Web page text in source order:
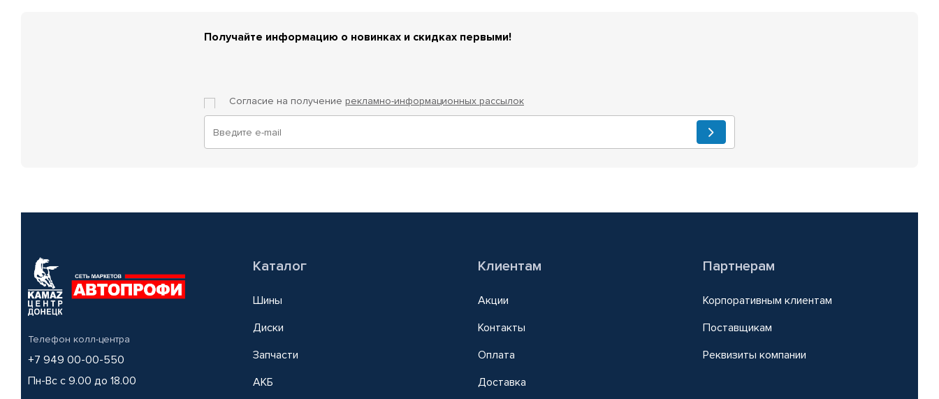
Получайте информацию о новинках и скидках первыми!
Согласие на получение рекламно-информационных рассылок
Телефон колл-центра
+7 949 00-00-550
Пн-Вс с 9.00 до 18.00
Каталог
Шины
Диски
Запчасти
АКБ
Клиентам
Акции
Контакты
Оплата
Доставка
Партнерам
Корпоративным клиентам
Поставщикам
Реквизиты компании